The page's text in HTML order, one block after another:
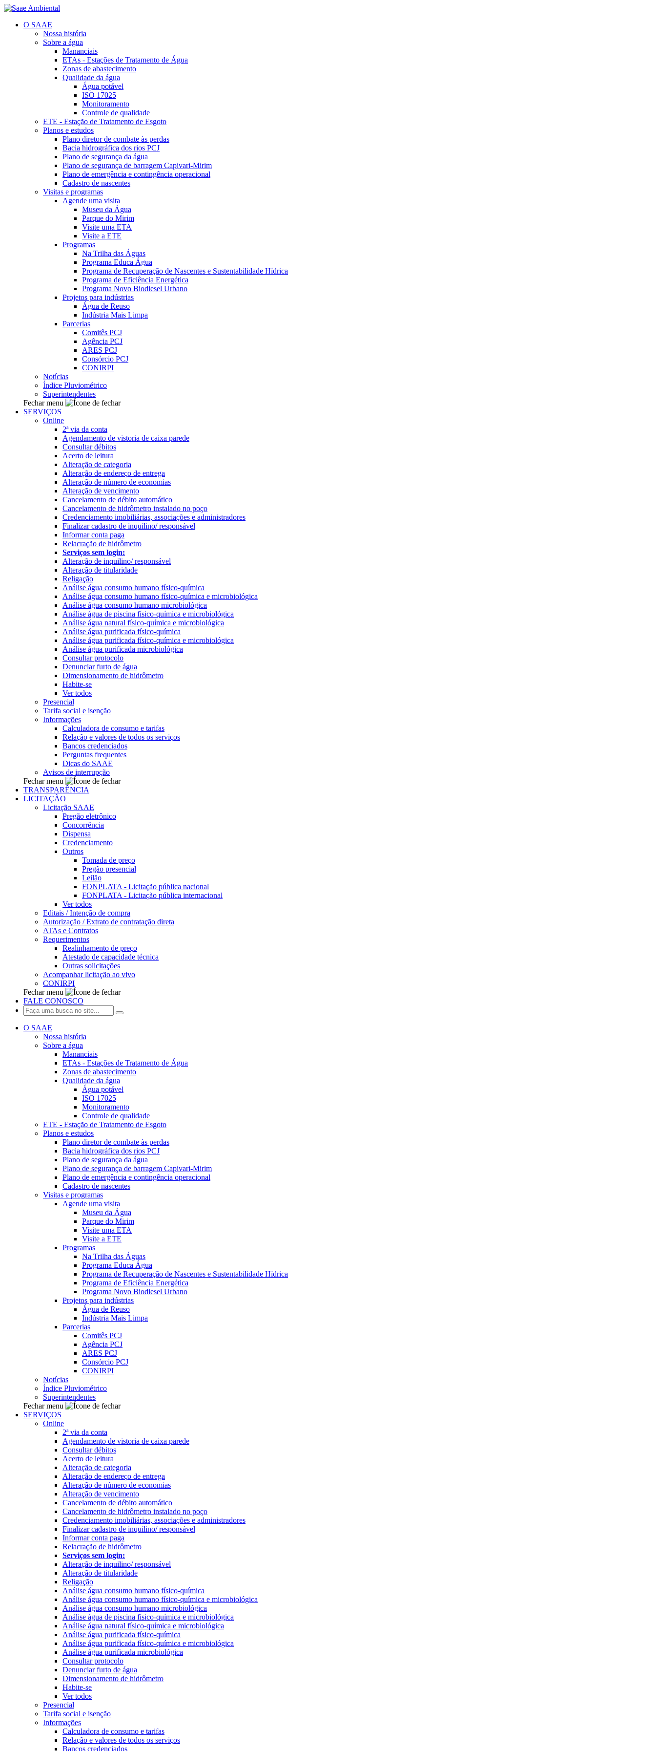
O SAAE
Nossa história
Sobre a água
Mananciais
ETAs - Estações de Tratamento de Água
Zonas de abastecimento
Qualidade da água
Água potável
ISO 17025
Monitoramento
Controle de qualidade
ETE - Estação de Tratamento de Esgoto
Planos e estudos
Plano diretor de combate às perdas
Bacia hidrográfica dos rios PCJ
Plano de segurança da água
Plano de segurança de barragem Capivari-Mirim
Plano de emergência e contingência operacional
Cadastro de nascentes
Visitas e programas
Agende uma visita
Museu da Água
Parque do Mirim
Visite uma ETA
Visite a ETE
Programas
Na Trilha das Águas
Programa Educa Água
Programa de Recuperação de Nascentes e Sustentabilidade Hídrica
Programa de Eficiência Energética
Programa Novo Biodiesel Urbano
Projetos para indústrias
Água de Reuso
Indústria Mais Limpa
Parcerias
Comitês PCJ
Agência PCJ
ARES PCJ
Consórcio PCJ
CONIRPI
Notícias
Índice Pluviométrico
Superintendentes
Fechar menu
SERVIÇOS
Online
2ª via da conta
Agendamento de vistoria de caixa parede
Consultar débitos
Acerto de leitura
Alteração de categoria
Alteração de endereço de entrega
Alteração de número de economias
Alteração de vencimento
Cancelamento de débito automático
Cancelamento de hidrômetro instalado no poço
Credenciamento imobiliárias, associações e administradores
Finalizar cadastro de inquilino/ responsável
Informar conta paga
Relacração de hidrômetro
Serviços sem login:
Alteração de inquilino/ responsável
Alteração de titularidade
Religação
Análise água consumo humano físico-química
Análise água consumo humano físico-química e microbiológica
Análise água consumo humano microbiológica
Análise água de piscina físico-química e microbiológica
Análise água natural físico-química e microbiológica
Análise água purificada físico-química
Análise água purificada físico-química e microbiológica
Análise água purificada microbiológica
Consultar protocolo
Denunciar furto de água
Dimensionamento de hidrômetro
Habite-se
Ver todos
Presencial
Tarifa social e isenção
Informações
Calculadora de consumo e tarifas
Relação e valores de todos os serviços
Bancos credenciados
Perguntas frequentes
Dicas do SAAE
Avisos de interrupção
Fechar menu
TRANSPARÊNCIA
LICITAÇÃO
Licitação SAAE
Pregão eletrônico
Concorrência
Dispensa
Credenciamento
Outros
Tomada de preço
Pregão presencial
Leilão
FONPLATA - Licitação pública nacional
FONPLATA - Licitação pública internacional
Ver todos
Editais / Intenção de compra
Autorização / Extrato de contratação direta
ATAs e Contratos
Requerimentos
Realinhamento de preço
Atestado de capacidade técnica
Outras solicitações
Acompanhar licitação ao vivo
CONIRPI
Fechar menu
FALE CONOSCO
O SAAE
Nossa história
Sobre a água
Mananciais
ETAs - Estações de Tratamento de Água
Zonas de abastecimento
Qualidade da água
Água potável
ISO 17025
Monitoramento
Controle de qualidade
ETE - Estação de Tratamento de Esgoto
Planos e estudos
Plano diretor de combate às perdas
Bacia hidrográfica dos rios PCJ
Plano de segurança da água
Plano de segurança de barragem Capivari-Mirim
Plano de emergência e contingência operacional
Cadastro de nascentes
Visitas e programas
Agende uma visita
Museu da Água
Parque do Mirim
Visite uma ETA
Visite a ETE
Programas
Na Trilha das Águas
Programa Educa Água
Programa de Recuperação de Nascentes e Sustentabilidade Hídrica
Programa de Eficiência Energética
Programa Novo Biodiesel Urbano
Projetos para indústrias
Água de Reuso
Indústria Mais Limpa
Parcerias
Comitês PCJ
Agência PCJ
ARES PCJ
Consórcio PCJ
CONIRPI
Notícias
Índice Pluviométrico
Superintendentes
Fechar menu
SERVIÇOS
Online
2ª via da conta
Agendamento de vistoria de caixa parede
Consultar débitos
Acerto de leitura
Alteração de categoria
Alteração de endereço de entrega
Alteração de número de economias
Alteração de vencimento
Cancelamento de débito automático
Cancelamento de hidrômetro instalado no poço
Credenciamento imobiliárias, associações e administradores
Finalizar cadastro de inquilino/ responsável
Informar conta paga
Relacração de hidrômetro
Serviços sem login:
Alteração de inquilino/ responsável
Alteração de titularidade
Religação
Análise água consumo humano físico-química
Análise água consumo humano físico-química e microbiológica
Análise água consumo humano microbiológica
Análise água de piscina físico-química e microbiológica
Análise água natural físico-química e microbiológica
Análise água purificada físico-química
Análise água purificada físico-química e microbiológica
Análise água purificada microbiológica
Consultar protocolo
Denunciar furto de água
Dimensionamento de hidrômetro
Habite-se
Ver todos
Presencial
Tarifa social e isenção
Informações
Calculadora de consumo e tarifas
Relação e valores de todos os serviços
Bancos credenciados